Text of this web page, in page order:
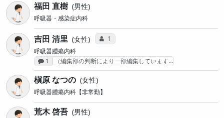
福田 直樹 男性
呼吸器・感染症内科
吉田 清里 女性 コミュニケーション・タイプ投票数
1
呼吸器腫瘍内科
感想投稿数
1 （編集部の判断により一部編集しています…
槇原 なつの 女性
呼吸器腫瘍内科【非常勤】
荒木 啓吾 男性